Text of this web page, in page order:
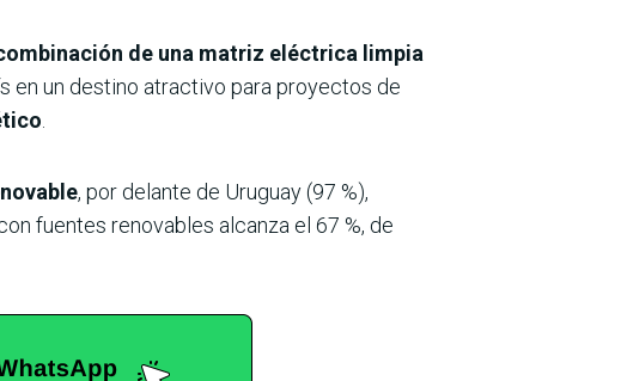
de una matriz eléctrica limpia
en un destino atractivo para proyectos de
.
, por delante de Uruguay (97 %),
fuentes renovables alcanza el 67 %, de